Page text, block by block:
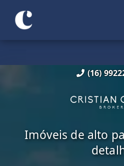
(16)
Imóveis de alto